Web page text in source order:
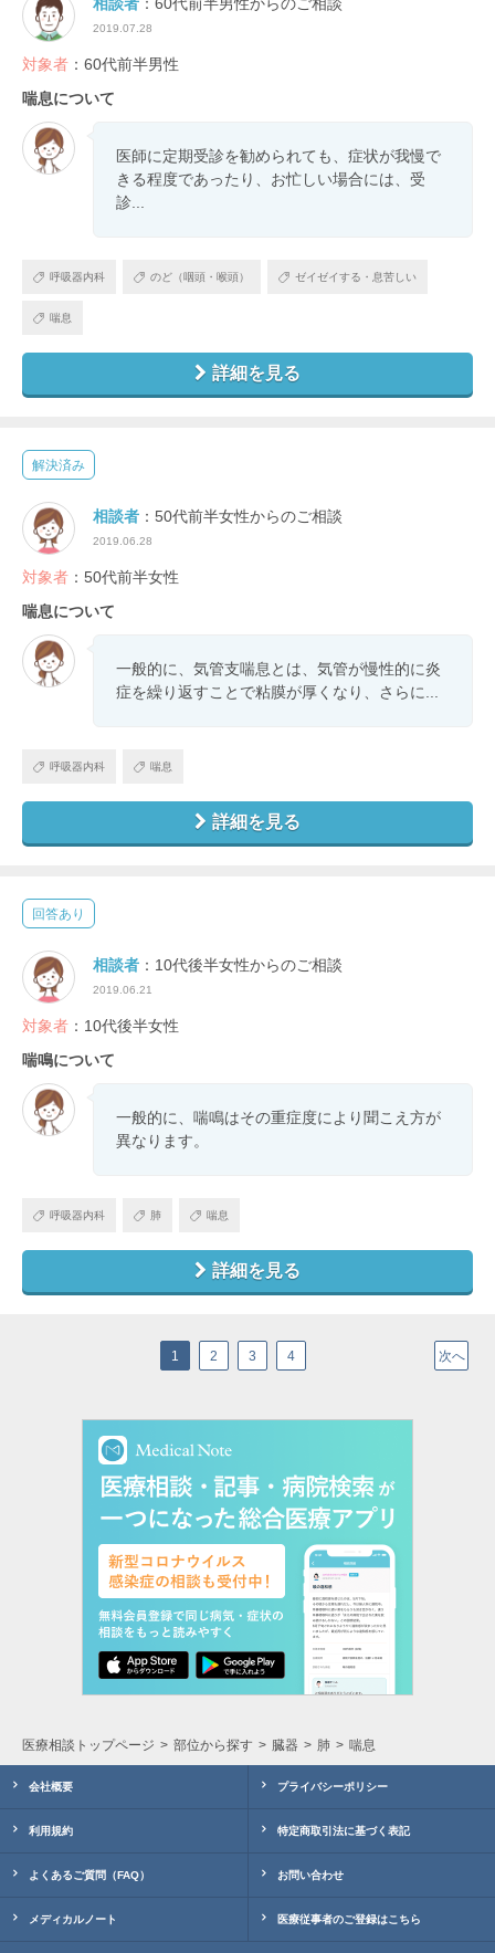
2019.07.28
対象者 ：60代前半男性
喘息について
医師に定期受診を勧められても、症状が我慢で
きる程度であったり、お忙しい場合には、受
診...
呼吸器内科 のど（咽頭・喉頭） ゼイゼイする・息苦しい
喘息
詳細を見る
解決済み
相談者 ：50代前半女性からのご相談
2019.06.28
対象者 ：50代前半女性
喘息について
一般的に、気管支喘息とは、気管が慢性的に炎
症を繰り返すことで粘膜が厚くなり、さらに...
呼吸器内科 喘息
詳細を見る
回答あり
相談者 ：10代後半女性からのご相談
2019.06.21
対象者 ：10代後半女性
喘鳴について
一般的に、喘鳴はその重症度により聞こえ方が
異なります。
呼吸器内科 肺 喘息
詳細を見る
次へ
1 2 3 4
医療相談トップページ 部位から探す 臓器 肺 喘息
会社概要 プライバシーポリシー
利用規約 特定商取引法に基づく表記
よくあるご質問（FAQ） お問い合わせ
メディカルノート 医療従事者のご登録はこちら